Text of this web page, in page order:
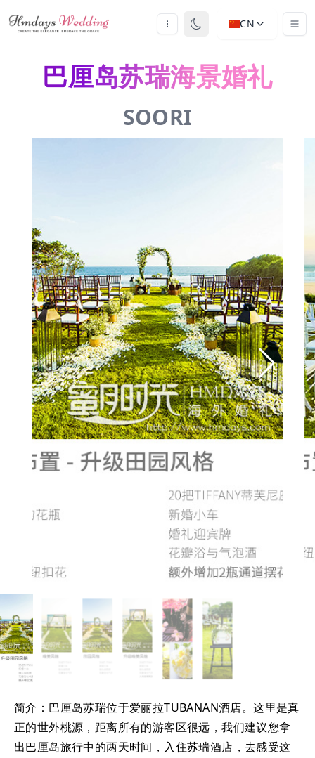
CN
巴厘岛苏瑞海景婚礼
SOORI
简介：巴厘岛苏瑞位于爱丽拉TUBANAN酒店。这里是真
正的世外桃源，距离所有的游客区很远，我们建议您拿
出巴厘岛旅行中的两天时间，入住苏瑞酒店，去感受这